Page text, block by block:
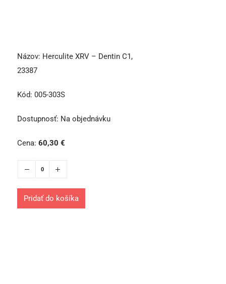
Názov: Herculite XRV – Dentin C1,
23387
Kód: 005-303S
Dostupnosť: Na objednávku
Cena: 60,30 €
Pridať do košíka